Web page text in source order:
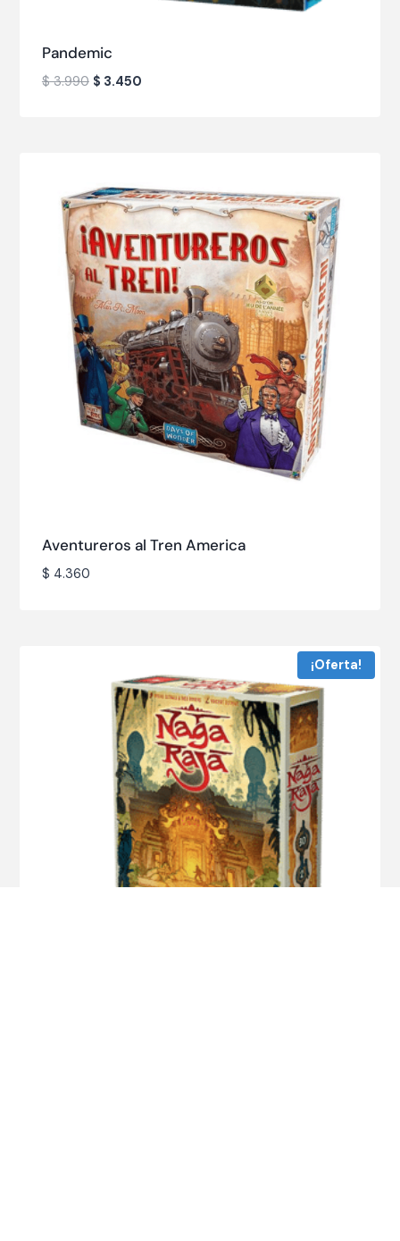
Pandemic
$3.990 $ 3.450
Aventureros al Tren America
$ 4.360
¡Oferta!